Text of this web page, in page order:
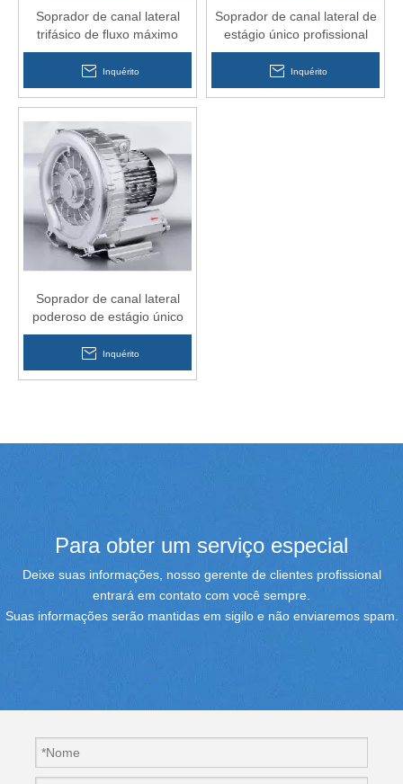
Soprador de canal lateral
trifásico de fluxo máximo
para máquina de moldagem
de plástico
Inquérito
Soprador de canal lateral de
estágio único profissional
para galvanoplastia
Inquérito
Soprador de canal lateral
poderoso de estágio único
para alimentação central
Inquérito
Para obter um serviço especial
Deixe suas informações, nosso gerente de clientes profissional
entrará em contato com você sempre.
Suas informações serão mantidas em sigilo e não enviaremos spam.